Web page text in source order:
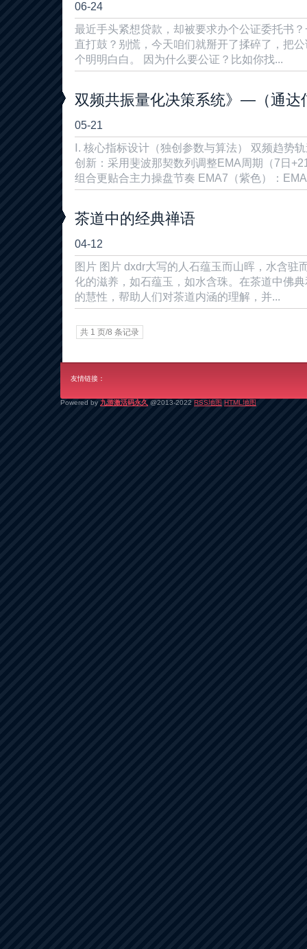
06-24
最近手头紧想贷款，却被要求办个公证委托书
直打鼓？别慌，今天咱们就掰开了揉碎了，把
个明明白白。 因为什么要公证？比如你找...
双频共振量化决策系统》—（通达
05-21
Ⅰ. 核心指标设计（独创参数与算法） ​双频趋势
创新：采用斐波那契数列调整EMA周期（7日
组合更贴合主力操盘节奏 ​EMA7（紫色）​：
茶道中的经典禅语
04-12
图片 图片 dxdr大写的人石蕴玉而山晖，水含驻
化的滋养，如石蕴玉，如水含珠。在茶道中佛
的慧性，帮助人们对茶道内涵的理解，并...
共 1 页/8 条记录
友情链接：
Powered by 九游激活码永久 @2013-2022 RSS地图 HTML地图